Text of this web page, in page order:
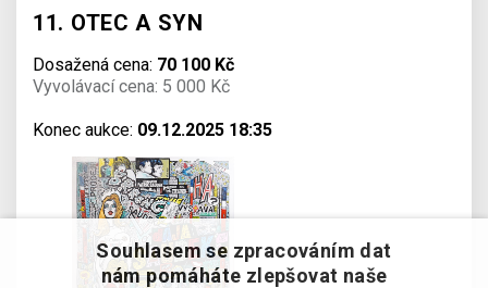
11. OTEC A SYN
Dosažená cena: 70 100 Kč
Vyvolávací cena: 5 000 Kč
Konec aukce: 09.12.2025 18:35
Souhlasem se zpracováním dat
nám pomáháte zlepšovat naše